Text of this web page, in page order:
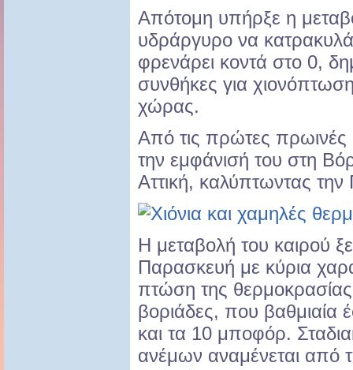
Απότομη υπήρξε η
υδράργυρο να
φρενάρει κοντά στο 0,
συνθήκες για
χώρας.
Από τις πρώτες πρωινές
την εμφάνισή του στη
Αττική, καλύπτωντας
Η μεταβολή του καιρού
Παρασκευή με κύρια
πτώση της θερμοκρασίας
βοριάδες, που βαθμιαία
και τα 10 μποφόρ.
ανέμων αναμένεται από